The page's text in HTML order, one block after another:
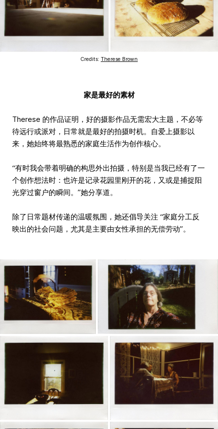
Credits: Therese Brown
家是最好的素材
Therese 的作品证明，好的摄影作品无需宏大主题，不必等
待远行或派对，日常就是最好的拍摄时机。自爱上摄影以
来，她始终将最熟悉的家庭生活作为创作核心。
“有时我会带着明确的构思外出拍摄，特别是当我已经有了一
个创作想法时：也许是记录花园里刚开的花，又或是捕捉阳
光穿过窗户的瞬间。”她分享道。
除了日常题材传递的温暖氛围，她还倡导关注 “家庭分工反
映出的社会问题，尤其是主要由女性承担的无偿劳动”。